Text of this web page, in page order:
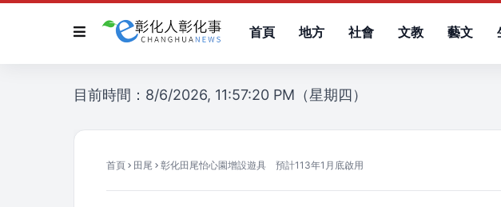
首頁 地方 社會 文教 藝文
目前時間：8/6/2026, 11:57:20 PM（星期四）
首頁 田尾 彰化田尾怡心園增設遊具 預計113年1月底啟用